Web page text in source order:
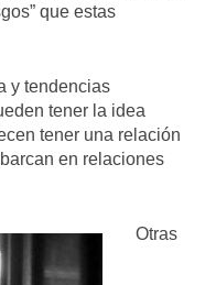
que estas
y tendencias
tener la idea
tener una relación
en relaciones
Otras